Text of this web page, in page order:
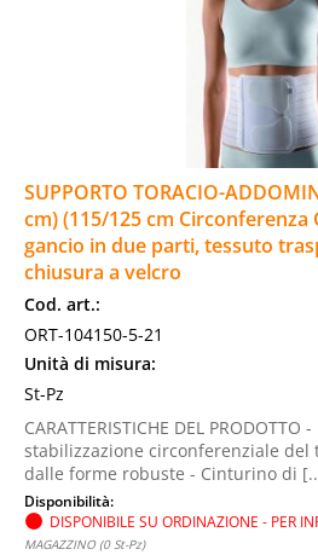
SUPPORTO TORACIO-
cm) (115/125 cm Circonferenza
gancio in due parti, tessuto
chiusura a velcro
Cod. art.:
ORT-104150-5-21
Unità di misura:
St-Pz
CARATTERISTICHE DEL
stabilizzazione circonferenziale del
dalle forme robuste - Cinturino di
Disponibilità:
DISPONIBILE SU ORDINAZIONE - PER
MAGAZZINO (0 St-Pz)